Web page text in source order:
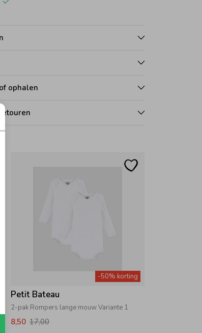
ophalen
-50% korting
Petit Bateau
2-pak Rompers lange mouw Variante 1
8,50 17,00